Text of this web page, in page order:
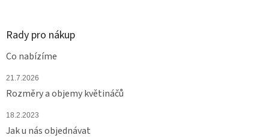
Rady pro nákup
Co nabízíme
21.7.2026
Rozměry a objemy květináčů
18.2.2023
Jak u nás objednávat